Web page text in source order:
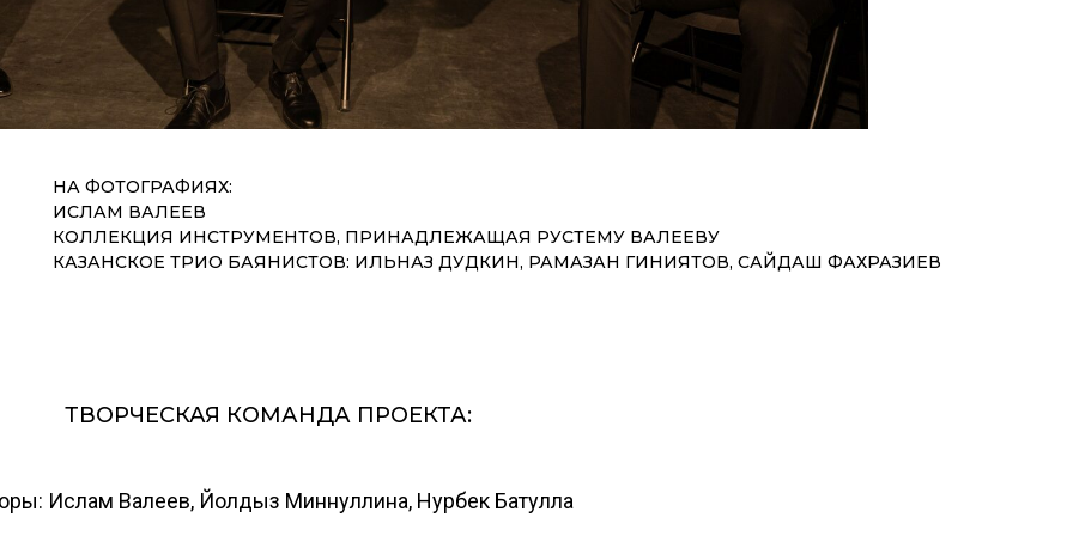
НА ФОТОГРАФИЯХ:
ИСЛАМ ВАЛЕЕВ
КОЛЛЕКЦИЯ ИНСТРУМЕНТОВ, ПРИНАДЛЕЖАЩАЯ РУСТЕМУ ВАЛЕЕВУ
КАЗАНСКОЕ ТРИО БАЯНИСТОВ: ИЛЬНАЗ ДУДКИН, РАМАЗАН ГИНИЯТОВ, САЙДАШ ФАХРАЗИЕВ
ТВОРЧЕСКАЯ КОМАНДА ПРОЕКТА:
Ислам Валеев, Йолдыз Миннуллина, Нурбек Батулла